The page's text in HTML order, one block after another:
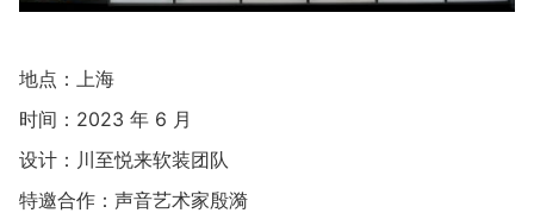
地点：上海
时间：2023 年 6 月
设计：川至悦来软装团队
特邀合作：声音艺术家殷漪